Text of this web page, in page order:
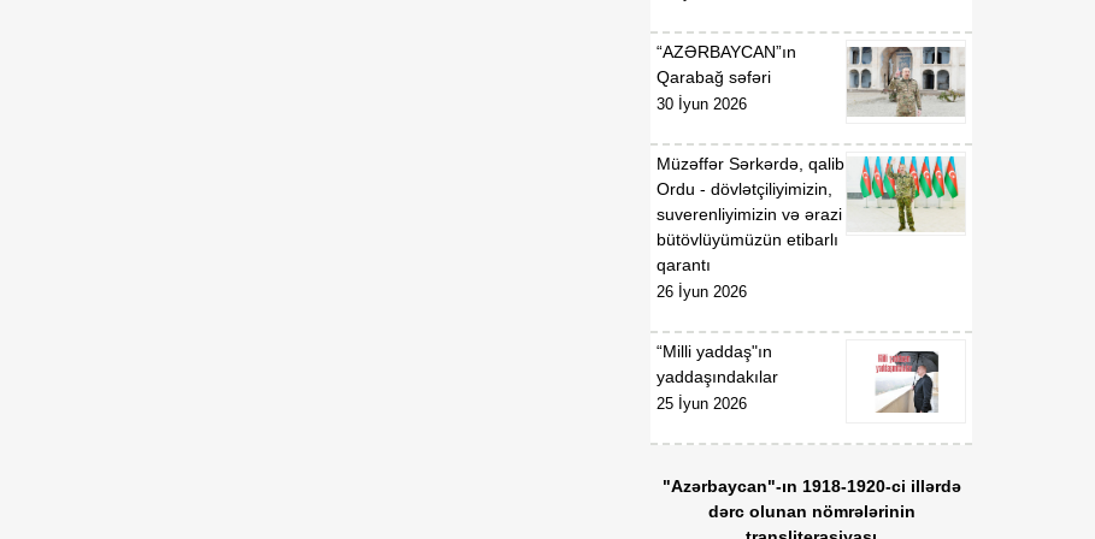
“AZƏRBAYCAN”ın
Qarabağ səfəri
30 İyun 2026
Müzəffər Sərkərdə, qalib
Ordu - dövlətçiliyimizin,
suverenliyimizin və ərazi
bütövlüyümüzün etibarlı
qarantı
26 İyun 2026
“Milli yaddaş"ın
yaddaşındakılar
25 İyun 2026
"Azərbaycan"-ın 1918-1920-ci illərdə
dərc olunan nömrələrinin